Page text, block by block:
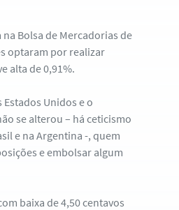
Bolsa de Mercadorias de
optaram por realizar
alta de 0,91%.
Unidos e o
se alterou – há ceticismo
e na Argentina -, quem
e embolsar algum
baixa de 4,50 centavos